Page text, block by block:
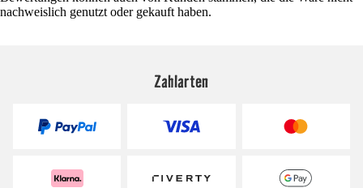
nachweislich genutzt oder gekauft haben.
Zahlarten